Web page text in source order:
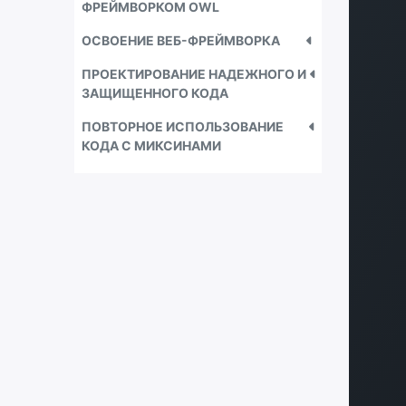
ФРЕЙМВОРКОМ OWL
ОСВОЕНИЕ ВЕБ-ФРЕЙМВОРКА
ПРОЕКТИРОВАНИЕ НАДЕЖНОГО И
ЗАЩИЩЕННОГО КОДА
ПОВТОРНОЕ ИСПОЛЬЗОВАНИЕ
КОДА С МИКСИНАМИ